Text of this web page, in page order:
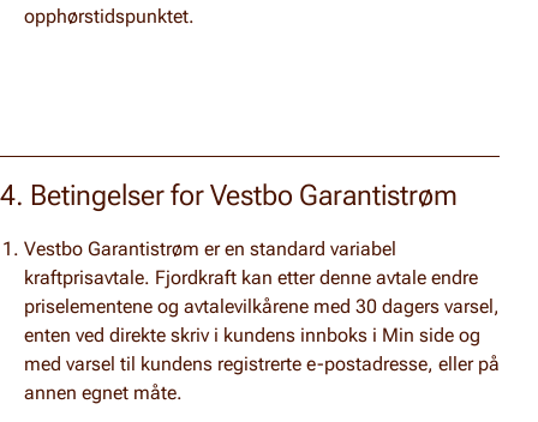
opphørstidspunktet.
4. Betingelser for Vestbo Garantistrøm
Vestbo Garantistrøm er en standard variabel
kraftprisavtale. Fjordkraft kan etter denne avtale endre
priselementene og avtalevilkårene med 30 dagers varsel,
enten ved direkte skriv i kundens innboks i Min side og
med varsel til kundens registrerte e-postadresse, eller på
annen egnet måte.